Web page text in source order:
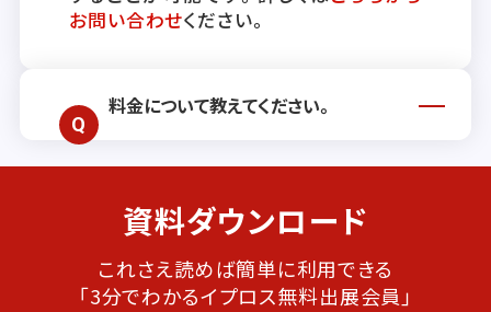
お問い合わせください。
料金について教えてください。
プラン契約有無によって異なります。イプ
ロスでは、お客さまのご要望に合わせて、
効果を最大限に高める提案を行います。
詳しくはお気軽にお問い合わせください。
資料ダウンロード
これさえ読めば簡単に利用できる
「3分でわかるイプロス無料出展会員」